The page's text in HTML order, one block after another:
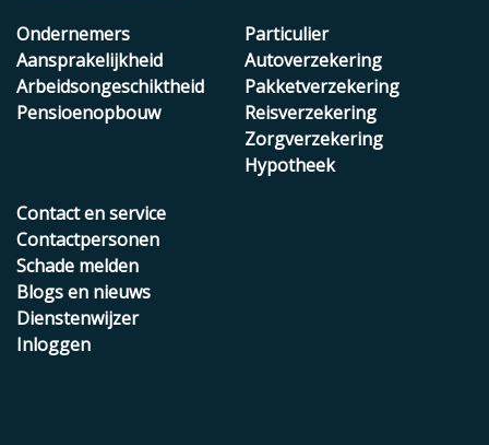
Ondernemers
Aansprakelijkheid
Arbeidsongeschiktheid
Pensioenopbouw
Particulier
Autoverzekering
Pakketverzekering
Reisverzekering
Zorgverzekering
Hypotheek
Contact en service
Contactpersonen
Schade melden
Blogs en nieuws
Dienstenwijzer
Inloggen